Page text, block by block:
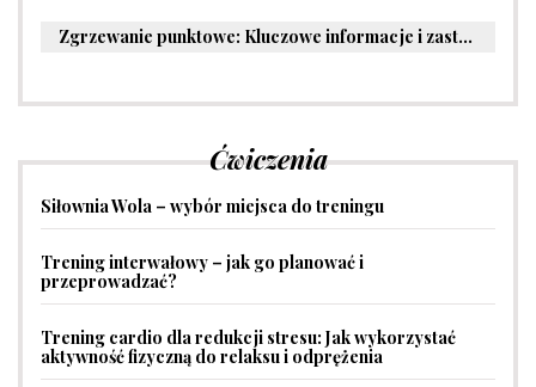
Zgrzewanie punktowe: Kluczowe informacje i zastosowania w przemyśle
Ćwiczenia
Siłownia Wola – wybór miejsca do treningu
Trening interwałowy – jak go planować i
przeprowadzać?
Trening cardio dla redukcji stresu: Jak wykorzystać
aktywność fizyczną do relaksu i odprężenia